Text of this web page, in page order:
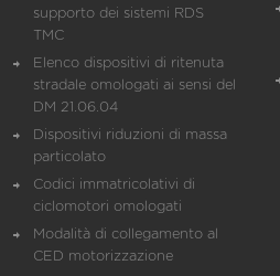
supporto dei sistemi RDS
TMC
Elenco dispositivi di ritenuta
stradale omologati ai sensi del
DM 21.06.04
Dispositivi riduzioni di massa
particolato
Codici immatricolativi di
ciclomotori omologati
Modalità di collegamento al
CED motorizzazione